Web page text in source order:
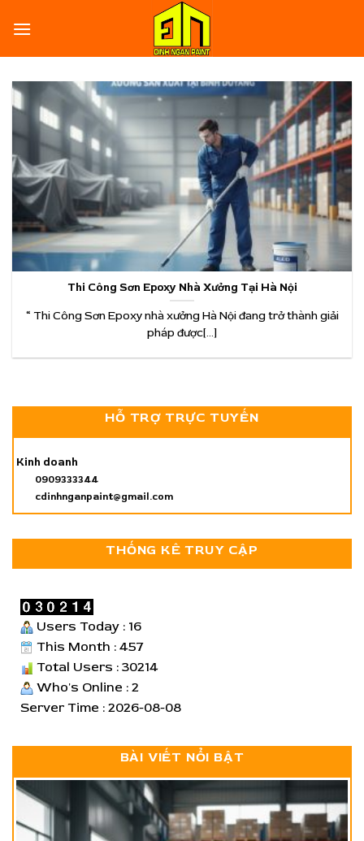
Thi Công Sơn Epoxy Nhà Xưởng Tại Hà Nội
“ Thi Công Sơn Epoxy nhà xưởng Hà Nội đang trở thành giải
pháp được[...]
HỖ TRỢ TRỰC TUYẾN
Kinh doanh
0909333344
cdinhnganpaint@gmail.com
THỐNG KÊ TRUY CẬP
Users Today : 16
This Month : 457
Total Users : 30214
Who's Online : 2
Server Time : 2026-08-08
BÀI VIẾT NỔI BẬT